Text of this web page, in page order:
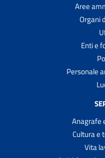
Aree
Organi
Enti e
Personale
Anagrafe
Cultura e
Vita